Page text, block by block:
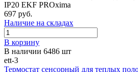
IP20 EKF PROxima
697 руб.
Наличие на складах
В корзину
В наличии 6486 шт
ett-3
Термостат сенсорный для теплых